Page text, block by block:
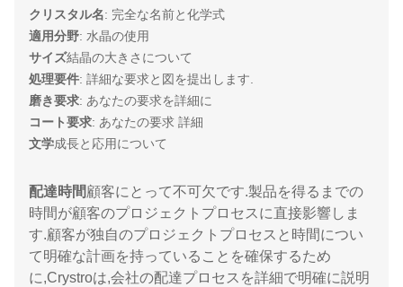
クリスタル名: 完全な名前と化学式
適用分野: 水晶の使用
サイズ結晶の大きさについて
処理要件: 詳細な要求と図を提出します.
磨き要求: あなたの要求を詳細に
コート要求: あなたの要求 詳細
文学成長と応用について
配達時間顧客にとって不可欠です.製品を得るまでの
時間が顧客のプロジェクトプロセスに直接影響しま
す.顧客が独自のプロジェクトプロセスと時間につい
て明確な計画を持っていることを確保するため
に,Crystroは,会社の配達プロセスを詳細で明確に説明